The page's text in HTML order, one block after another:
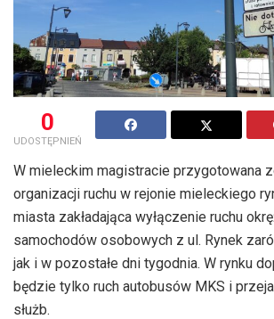
0
UDOSTĘPNIEŃ
W mieleckim magistracie przygotowana
organizacji ruchu w rejonie mieleckiego
miasta zakładająca wyłączenie ruchu
samochodów osobowych z ul. Rynek
jak i w pozostałe dni tygodnia. W rynku
będzie tylko ruch autobusów MKS i
służb.